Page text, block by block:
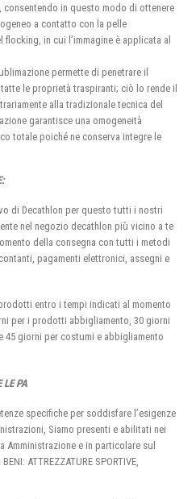
in questo modo di ottenere
a contatto con la pelle
in cui l’immagine è applicata al
permette di penetrare il
le proprietà traspiranti; ciò lo rende il
alla tradizionale tecnica del
garantisce una omogeneità
totale poiché ne conserva integre le
di Decathlon per questo tutti i nostri
nel negozio decathlon più vicino a te
della consegna con tutti i metodi
pagamenti elettronici, assegni e
entro i tempi indicati al momento
per i prodotti abbigliamento, 30 giorni
giorni per costumi e abbigliamento
LE PA
specifiche per soddisfare l’esigenze
Siamo presenti e abilitati nei
e in particolare sul
ATTREZZATURE SPORTIVE,